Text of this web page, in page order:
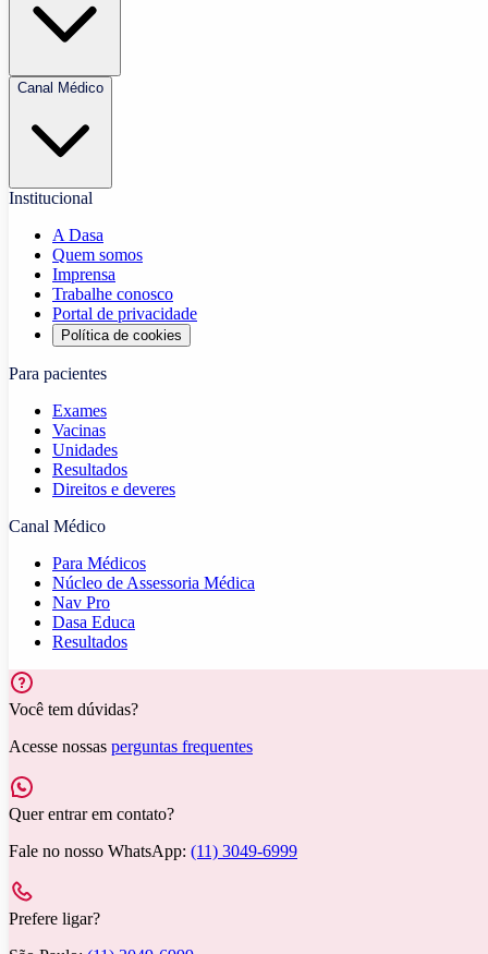
Canal Médico
Institucional
A Dasa
Quem somos
Imprensa
Trabalhe conosco
Portal de privacidade
Política de cookies
Para pacientes
Exames
Vacinas
Unidades
Resultados
Direitos e deveres
Canal Médico
Para Médicos
Núcleo de Assessoria Médica
Nav Pro
Dasa Educa
Resultados
Você tem dúvidas?
Acesse nossas perguntas frequentes
Quer entrar em contato?
Fale no nosso WhatsApp: (11) 3049-6999
Prefere ligar?